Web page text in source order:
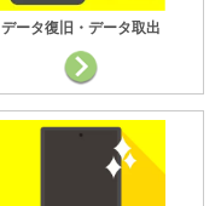
データ復旧・データ取出